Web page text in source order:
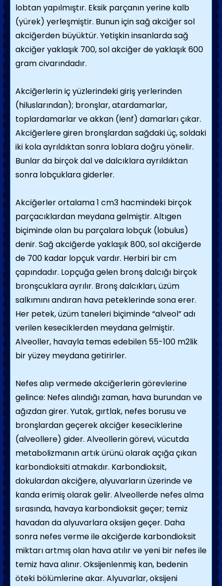
lobtan yapılmıştır. Eksik parçanın yerine kalb
(yürek) yerleşmiştir. Bunun için sağ akciğer sol
akciğerden büyüktür. Yetişkin insanlarda sağ
akciğer yaklaşık 700, sol akciğer de yaklaşık 600
gram civarındadır.
Akciğerlerin iç yüzlerindeki giriş yerlerinden
(hiluslarından); bronşlar, atardamarlar,
toplardamarlar ve akkan (lenf) damarları çıkar.
Akciğerlere giren bronşlardan sağdaki üç, soldaki
iki kola ayrıldıktan sonra loblara doğru yönelir.
Bunlar da birçok dal ve dalcıklara ayrıldıktan
sonra lobçuklara giderler.
Akciğerler ortalama 1 cm3 hacmindeki birçok
parçacıklardan meydana gelmiştir. Altıgen
biçiminde olan bu parçalara lobçuk (lobulus)
denir. Sağ akciğerde yaklaşık 800, sol akciğerde
de 700 kadar lopçuk vardır. Herbiri bir cm
çapındadır. Lopçuğa gelen bronş dalcığı birçok
bronşcuklara ayrılır. Bronş dalcıkları, üzüm
salkımını andıran hava peteklerinde sona erer.
Her petek, üzüm taneleri biçiminde “alveol” adı
verilen keseciklerden meydana gelmiştir.
Alveoller, havayla temas edebilen 55-100 m2lik
bir yüzey meydana getirirler.
Nefes alıp vermede akciğerlerin görevlerine
gelince: Nefes alındığı zaman, hava burundan ve
ağızdan girer. Yutak, gırtlak, nefes borusu ve
bronşlardan geçerek akciğer keseciklerine
(alveollere) gider. Alveollerin görevi, vücutda
metabolizmanın artık ürünü olarak açığa çıkan
karbondioksiti atmakdır. Karbondioksit,
dokulardan akciğere, alyuvarların üzerinde ve
kanda erimiş olarak gelir. Alveollerde nefes alma
sırasında, havaya karbondioksit geçer; temiz
havadan da alyuvarlara oksijen geçer. Daha
sonra nefes verme ile akciğerde karbondioksit
miktarı artmış olan hava atılır ve yeni bir nefes ile
temiz hava alınır. Oksijenlenmiş kan, bedenin
öteki bölümlerine akar. Alyuvarlar, oksijeni